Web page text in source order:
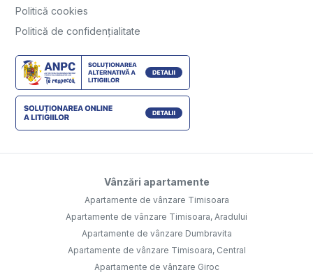
Politică cookies
Politică de confidențialitate
Vânzări apartamente
Apartamente de vânzare Timisoara
Apartamente de vânzare Timisoara, Aradului
Apartamente de vânzare Dumbravita
Apartamente de vânzare Timisoara, Central
Apartamente de vânzare Giroc